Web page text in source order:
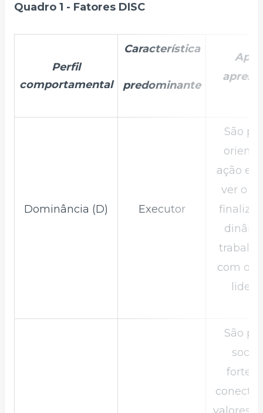
Quadro 1 - Fatores DISC
Perfil
comportamental
Característica
predominante
Dominância (D) Executor
São
ação e
ver o
com o
São